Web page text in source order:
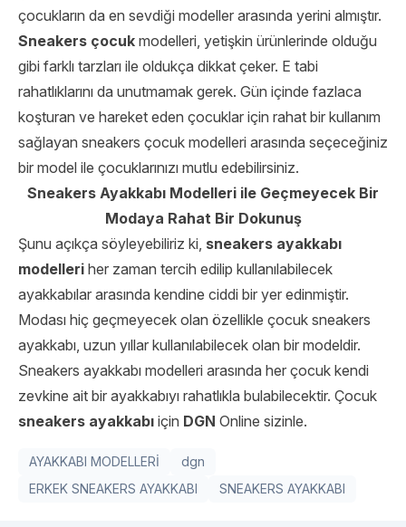
çocukların da en sevdiği modeller arasında yerini almıştır.
Sneakers çocuk modelleri, yetişkin ürünlerinde olduğu
gibi farklı tarzları ile oldukça dikkat çeker. E tabi
rahatlıklarını da unutmamak gerek. Gün içinde fazlaca
koşturan ve hareket eden çocuklar için rahat bir kullanım
sağlayan sneakers çocuk modelleri arasında seçeceğiniz
bir model ile çocuklarınızı mutlu edebilirsiniz.
Sneakers Ayakkabı Modelleri ile Geçmeyecek Bir
Modaya Rahat Bir Dokunuş
Şunu açıkça söyleyebiliriz ki, sneakers ayakkabı
modelleri her zaman tercih edilip kullanılabilecek
ayakkabılar arasında kendine ciddi bir yer edinmiştir.
Modası hiç geçmeyecek olan özellikle çocuk sneakers
ayakkabı, uzun yıllar kullanılabilecek olan bir modeldir.
Sneakers ayakkabı modelleri arasında her çocuk kendi
zevkine ait bir ayakkabıyı rahatlıkla bulabilecektir. Çocuk
sneakers ayakkabı için DGN Online sizinle.
AYAKKABI MODELLERİ
dgn
ERKEK SNEAKERS AYAKKABI
SNEAKERS AYAKKABI